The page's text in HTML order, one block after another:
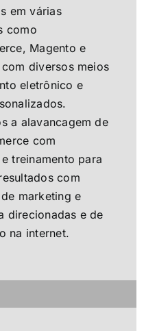
em várias
como
Magento e
diversos meios
eletrônico e
a alavancagem de
com
treinamento para
com
marketing e
direcionadas e de
na internet.